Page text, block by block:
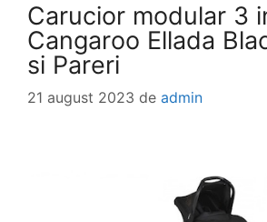
Carucior modular 3
Cangaroo Ellada
si Pareri
21 august 2023 de admin